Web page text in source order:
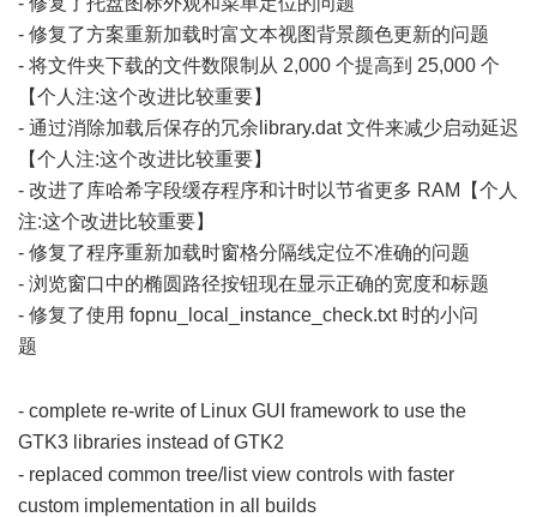
- 修复了方案重新加载时富文本视图背景颜色更新的问题
- 将文件夹下载的文件数限制从 2,000 个提高到 25,000 个
【个人注:这个改进比较重要】
- 通过消除加载后保存的冗余library.dat 文件来减少启动延迟
【个人注:这个改进比较重要】
- 改进了库哈希字段缓存程序和计时以节省更多 RAM【个人
注:这个改进比较重要】
- 修复了程序重新加载时窗格分隔线定位不准确的问题
- 浏览窗口中的椭圆路径按钮现在显示正确的宽度和标题
- 修复了使用 fopnu_local_instance_check.txt 时的小问
题
- complete re-write of Linux GUI framework to use the
GTK3 libraries instead of GTK2
- replaced common tree/list view controls with faster
custom implementation in all builds